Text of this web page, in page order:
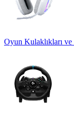
Oyun Kulaklıkları ve